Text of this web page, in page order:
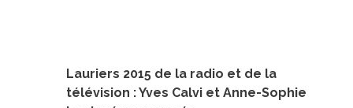
Lauriers 2015 de la radio et de la
télévision : Yves Calvi et Anne-Sophie